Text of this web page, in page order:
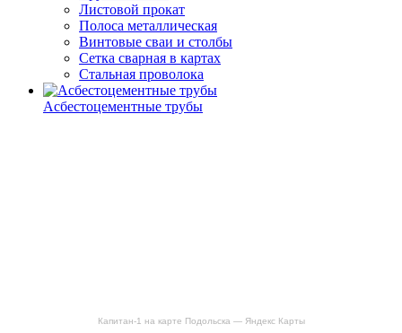
Капитан-1 на карте Подольска — Яндекс Карты
Листовой прокат
Полоса металлическая
Винтовые сваи и столбы
Сетка сварная в картах
Стальная проволока
Асбестоцементные трубы